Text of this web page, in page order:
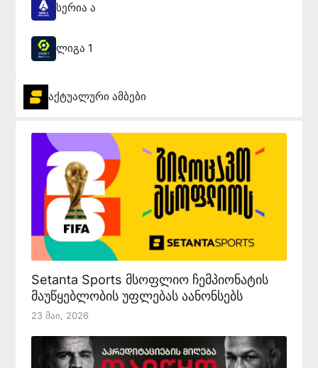
სერია ა
ლიგა 1
აქტუალური ამბები
Setanta Sports მსოფლიო ჩემპიონატის
მაუწყებლობის უფლებას აანონსებს
23 Მაი, 2026